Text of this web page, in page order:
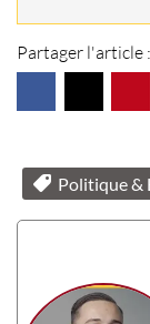
Partager l'article :
Politique &